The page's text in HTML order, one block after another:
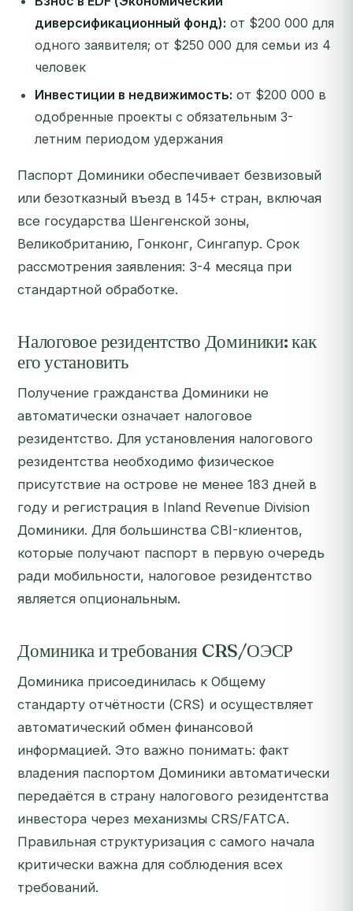
диверсификационный фонд): от $200 000 для
одного заявителя; от $250 000 для семьи из 4
человек
Инвестиции в недвижимость: от $200 000 в
одобренные проекты с обязательным 3-
летним периодом удержания
Паспорт Доминики обеспечивает безвизовый
или безотказный въезд в 145+ стран, включая
все государства Шенгенской зоны,
Великобританию, Гонконг, Сингапур. Срок
рассмотрения заявления: 3-4 месяца при
стандартной обработке.
Налоговое резидентство Доминики: как
его установить
Получение гражданства Доминики не
автоматически означает налоговое
резидентство. Для установления налогового
резидентства необходимо физическое
присутствие на острове не менее 183 дней в
году и регистрация в Inland Revenue Division
Доминики. Для большинства CBI-клиентов,
которые получают паспорт в первую очередь
ради мобильности, налоговое резидентство
является опциональным.
Доминика и требования CRS/ОЭСР
Доминика присоединилась к Общему
стандарту отчётности (CRS) и осуществляет
автоматический обмен финансовой
информацией. Это важно понимать: факт
владения паспортом Доминики автоматически
передаётся в страну налогового резидентства
инвестора через механизмы CRS/FATCA.
Правильная структуризация с самого начала
критически важна для соблюдения всех
требований.